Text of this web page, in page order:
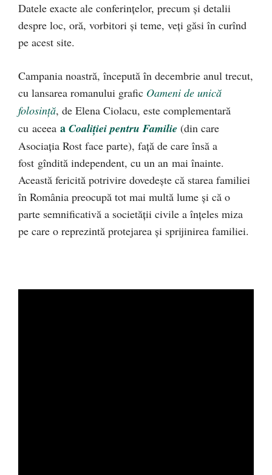
Datele exacte ale conferinţelor, precum şi detalii
despre loc, oră, vorbitori şi teme, veţi găsi în curînd
pe acest site.
Campania noastră, începută în decembrie anul trecut,
cu lansarea romanului grafic Oameni de unică
folosinţă, de Elena Ciolacu, este complementară
cu aceea a Coaliţiei pentru Familie (din care
Asociaţia Rost face parte), faţă de care însă a
fost gîndită independent, cu un an mai înainte.
Această fericită potrivire dovedeşte că starea familiei
în România preocupă tot mai multă lume şi că o
parte semnificativă a societăţii civile a înţeles miza
pe care o reprezintă protejarea şi sprijinirea familiei.